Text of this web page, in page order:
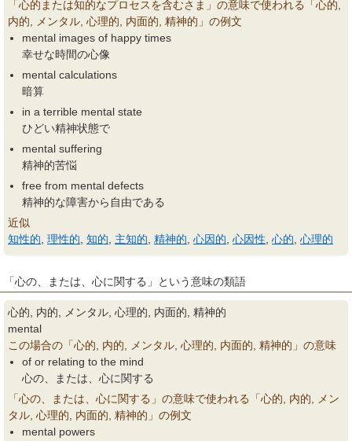
「心的または知的なプロセスを含むさま」の意味で使われる「心的,
内的, メンタル, 心理的, 内面的, 精神的」の例文
mental images of happy times
幸せな時間の心像
mental calculations
暗算
in a terrible mental state
ひどい精神状態で
mental suffering
精神的苦悩
free from mental defects
精神的な障害から自由である
近似
知性的 理性的 知的 主知的 精神的 心因的 心因性 心的 心理的
「心の、または、心に関する」という意味の類語
心的, 内的, メンタル, 心理的, 内面的, 精神的
mental
この場合の「心的, 内的, メンタル, 心理的, 内面的, 精神的」の意味
of or relating to the mind
心の、または、心に関する
「心の、または、心に関する」の意味で使われる「心的, 内的, メン
タル, 心理的, 内面的, 精神的」の例文
mental powers